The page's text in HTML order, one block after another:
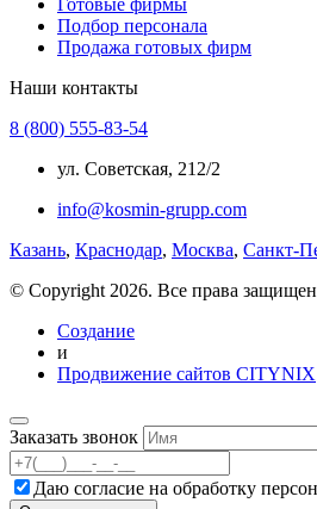
Готовые фирмы
Подбор персонала
Продажа готовых фирм
Наши контакты
8 (800) 555-83-54
ул. Советская, 212/2
info@kosmin-grupp.com
Казань, Краснодар, Москва, Санкт-
© Copyright 2026. Все права
Создание
и
Продвижение сайтов CITYNIX
Заказать звонок
Даю согласие на обработку